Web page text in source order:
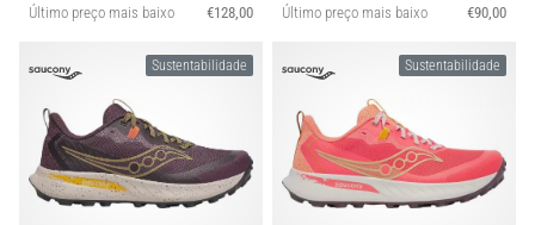
Último preço mais baixo €128,00 Último preço mais baixo €90,00
Sustentabilidade Sustentabilidade